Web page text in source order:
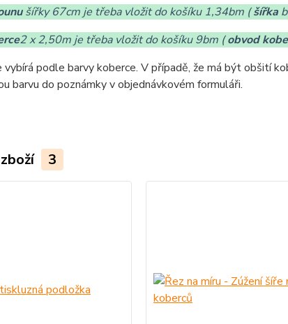
šířky 67cm je třeba vložit do košíku 1,34bm (šířka
2 x 2,50m je třeba vložit do košíku 9bm (obvod
vybírá podle barvy koberce. V případě, že má být obšití
barvu do poznámky v objednávkovém formuláři.
3